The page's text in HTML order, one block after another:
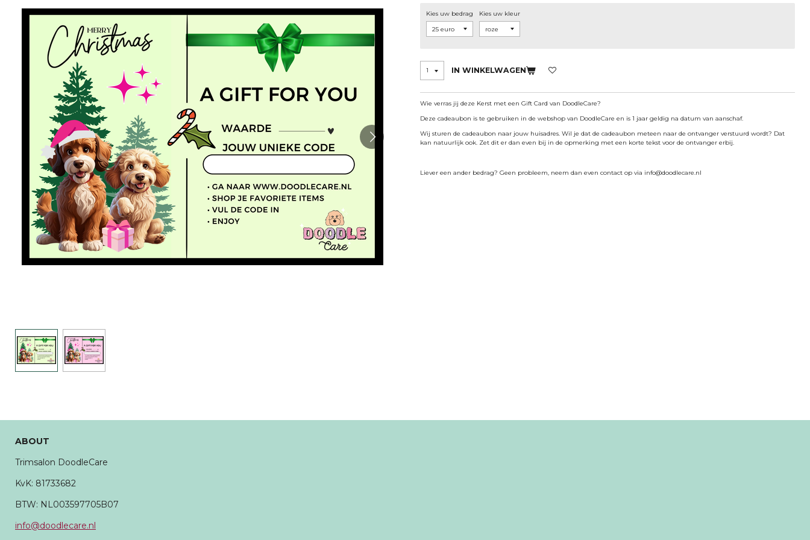
Kies uw bedrag Kies uw kleur
IN WINKELWAGEN
Wie verras jij deze Kerst met een Gift Card van DoodleCare?
Deze cadeaubon is te gebruiken in de webshop van DoodleCare en is 1 jaar geldig na datum van aanschaf.
Wij sturen de cadeaubon naar jouw huisadres. Wil je dat de cadeaubon meteen naar de ontvanger verstuurd wordt? Dat
kan natuurlijk ook. Zet dit er dan even bij in de opmerking met een korte tekst voor de ontvanger erbij.
Liever een ander bedrag? Geen probleem, neem dan even contact op via info@doodlecare.nl
ABOUT
Trimsalon DoodleCare
KvK: 81733682
BTW: NL003597705B07
info@doodlecare.nl